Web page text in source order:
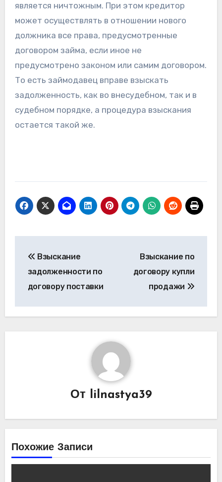
является ничтожным. При этом кредитор
может осуществлять в отношении нового
должника все права, предусмотренные
договором займа, если иное не
предусмотрено законом или самим договором.
То есть займодавец вправе взыскать
задолженность, как во внесудебном, так и в
судебном порядке, а процедура взыскания
остается такой же.
по
записям
Взыскание
задолженности по
договору поставки
Взыскание по
договору купли
продажи
От lilnastya39
Похожие Записи